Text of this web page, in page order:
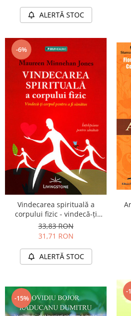
ALERTĂ STOC
-6%
Vindecarea spirituală a
corpului fizic - vindecă-ţi
corpul pentru a fi sănătos
33,83 RON
31,71 RON
ALERTĂ STOC
-15%
-